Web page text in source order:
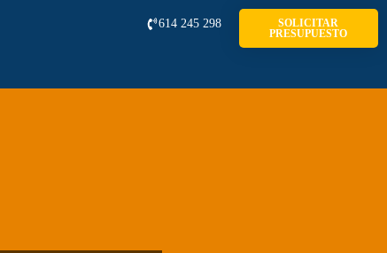
614 245 298
SOLICITAR
PRESUPUESTO